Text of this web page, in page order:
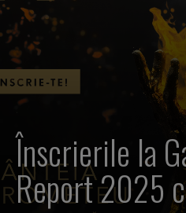
Înscrierile la
Report 2025